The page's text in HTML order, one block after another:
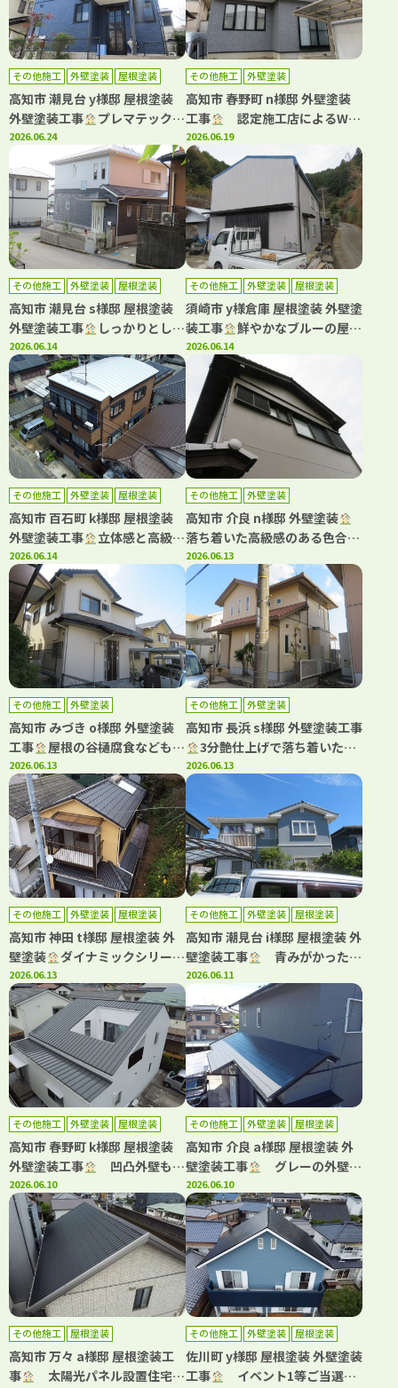
その他施工 外壁塗装 屋根塗装
高知市 潮見台 y様邸 屋根塗装
外壁塗装工事
プレマテックス
の高耐候塗料で塗装しました
(^^)
2026.06.24
その他施工 外壁塗装
高知市 春野町 n様邸 外壁塗装
工事
認定施工店によるWB
アート多彩仕上げで高級感ある
住まいへ！
2026.06.19
その他施工 外壁塗装 屋根塗装
高知市 潮見台 s様邸 屋根塗装
外壁塗装工事
しっかりとした
安心できる工事をご提案させて
いただきました
2026.06.14
その他施工 外壁塗装 屋根塗装
須崎市 y様倉庫 屋根塗装 外壁塗
装工事
鮮やかなブルーの屋根
で明るい雰囲気にイメチェン
2026.06.14
その他施工 外壁塗装 屋根塗装
高知市 百石町 k様邸 屋根塗装
外壁塗装工事
立体感と高級感
が素晴らしい塗料です
2026.06.14
その他施工 外壁塗装
高知市 介良 n様邸 外壁塗装
落ち着いた高級感のある色合い
でご満足いただけました
2026.06.13
その他施工 外壁塗装
高知市 みづき o様邸 外壁塗装
工事
屋根の谷樋腐食などもご
注意ください！雨漏りのリスク
があります。
2026.06.13
その他施工 外壁塗装
高知市 長浜 s様邸 外壁塗装工事
3分艶仕上げで落ち着いた雰
囲気になりました(^^)
2026.06.13
その他施工 外壁塗装 屋根塗装
高知市 神田 t様邸 屋根塗装 外
壁塗装
ダイナミックシリーズ
で屋根・外壁塗装しました(^^)
2026.06.13
その他施工 外壁塗装 屋根塗装
高知市 潮見台 i様邸 屋根塗装 外
壁塗装工事
青みがかったグ
レーが映える、上品な外観へリ
フレッシュ！
2026.06.11
その他施工 外壁塗装 屋根塗装
高知市 春野町 k様邸 屋根塗装
外壁塗装工事
凹凸外壁も均
一な美しい仕上がりに！
2026.06.10
その他施工 外壁塗装 屋根塗装
高知市 介良 a様邸 屋根塗装 外
壁塗装工事
グレーの外壁に
白が映える上品な外観へ！
2026.06.10
その他施工 屋根塗装
高知市 万々 a様邸 屋根塗装工
事
太陽光パネル設置住宅の
その他施工 外壁塗装 屋根塗装
佐川町 y様邸 屋根塗装 外壁塗装
工事
イベント1等ご当選！